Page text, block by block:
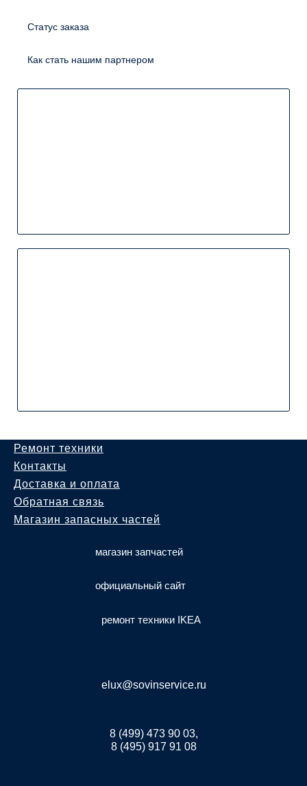
Статус заказа
Как стать нашим партнером
Ремонт техники
Контакты
Доставка и оплата
Обратная связь
Магазин запасных частей
магазин запчастей
официальный сайт
ремонт техники IKEA
elux@sovinservice.ru
8 (499) 473 90 03,
8 (495) 917 91 08